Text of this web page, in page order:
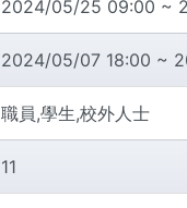
2024/05/25 09:00 ~
2024/05/07 18:00 ~
職員,學生,校外人士
11